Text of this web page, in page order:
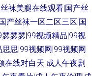
袜美腿在线观看|国产丝
产丝袜一区二区三区|国
瑟瑟瑟|99视频精品|99视
思|99视频网|99视频网
在线对白天 成人午夜剧